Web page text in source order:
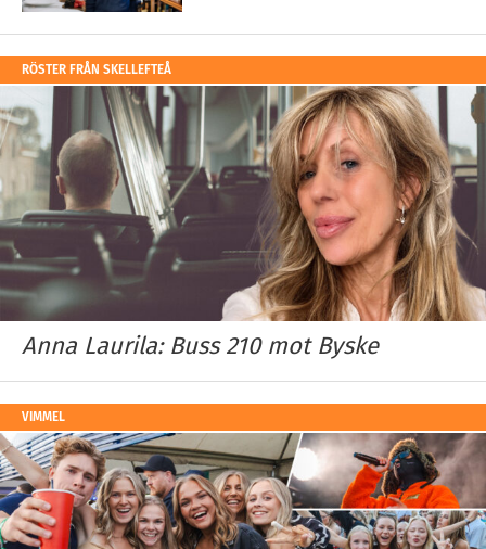
RÖSTER FRÅN SKELLEFTEÅ
Anna Laurila: Buss 210 mot Byske
VIMMEL